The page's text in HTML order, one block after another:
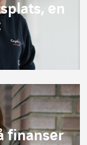
en
finanser